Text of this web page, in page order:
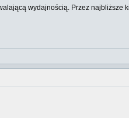
wydajnością. Przez